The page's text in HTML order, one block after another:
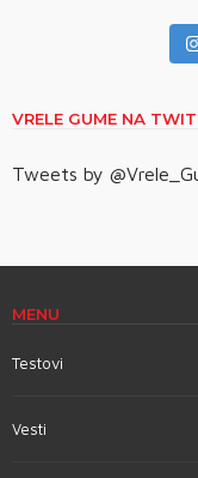
VRELE GUME NA
Tweets by
MENU
Testovi
Vesti